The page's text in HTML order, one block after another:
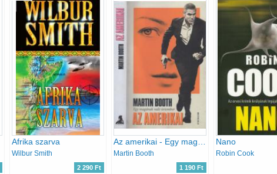
Afrika szarva
Wilbur Smith
2 290 Ft
Martin Booth
1 190 Ft
Nano
Robin Cook